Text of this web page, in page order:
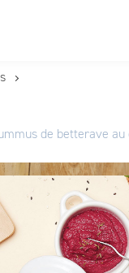
de betterave au